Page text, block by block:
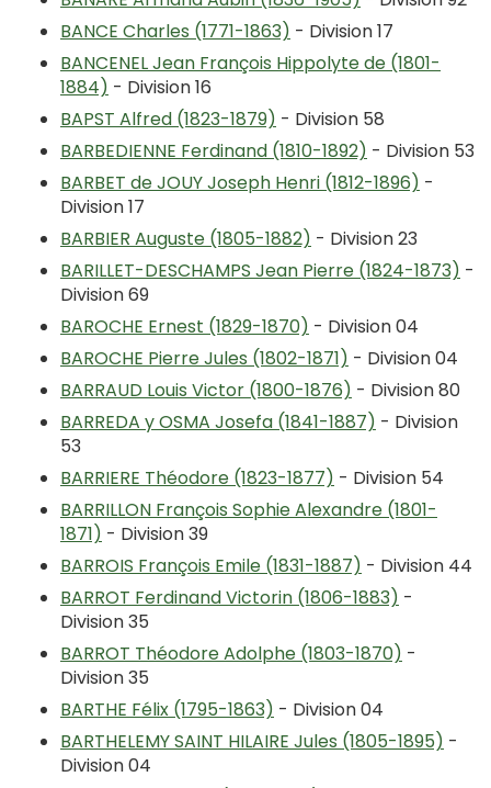
BANCE Charles (1771-1863) - Division 17
BANCENEL Jean François Hippolyte de (1801-
1884) - Division 16
BAPST Alfred (1823-1879) - Division 58
BARBEDIENNE Ferdinand (1810-1892) - Division 53
BARBET de JOUY Joseph Henri (1812-1896) -
Division 17
BARBIER Auguste (1805-1882) - Division 23
BARILLET-DESCHAMPS Jean Pierre (1824-1873) -
Division 69
BAROCHE Ernest (1829-1870) - Division 04
BAROCHE Pierre Jules (1802-1871) - Division 04
BARRAUD Louis Victor (1800-1876) - Division 80
BARREDA y OSMA Josefa (1841-1887) - Division
53
BARRIERE Théodore (1823-1877) - Division 54
BARRILLON François Sophie Alexandre (1801-
1871) - Division 39
BARROIS François Emile (1831-1887) - Division 44
BARROT Ferdinand Victorin (1806-1883) -
Division 35
BARROT Théodore Adolphe (1803-1870) -
Division 35
BARTHE Félix (1795-1863) - Division 04
BARTHELEMY SAINT HILAIRE Jules (1805-1895) -
Division 04